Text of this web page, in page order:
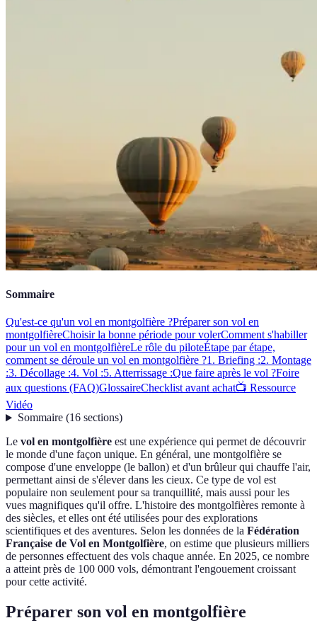
Sommaire
Qu'est-ce qu'un vol en montgolfière ?Préparer son vol en
montgolfièreChoisir la bonne période pour volerComment s'habiller
pour un vol en montgolfièreLe rôle du piloteÉtape par étape,
comment se déroule un vol en montgolfière ?1. Briefing :2. Montage
:3. Décollage :4. Vol :5. Atterrissage :Que faire après le vol ?Foire
aux questions (FAQ)GlossaireChecklist avant achat📺 Ressource
Vidéo
Sommaire(16 sections)
Le vol en montgolfière est une expérience qui permet de découvrir
le monde d'une façon unique. En général, une montgolfière se
compose d'une enveloppe (le ballon) et d'un brûleur qui chauffe l'air,
permettant ainsi de s'élever dans les cieux. Ce type de vol est
populaire non seulement pour sa tranquillité, mais aussi pour les
vues magnifiques qu'il offre. L'histoire des montgolfières remonte à
des siècles, et elles ont été utilisées pour des explorations
scientifiques et des aventures. Selon les données de la Fédération
Française de Vol en Montgolfière, on estime que plusieurs milliers
de personnes effectuent des vols chaque année. En 2025, ce nombre
a atteint près de 100 000 vols, démontrant l'engouement croissant
pour cette activité.
Préparer son vol en montgolfière